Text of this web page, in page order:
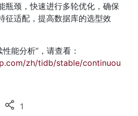
瓶颈，快速进行多轮优化，确保
征适配，提高数据库的选型效
能分析”，请查看：
zh/tidb/stable/continuou
1